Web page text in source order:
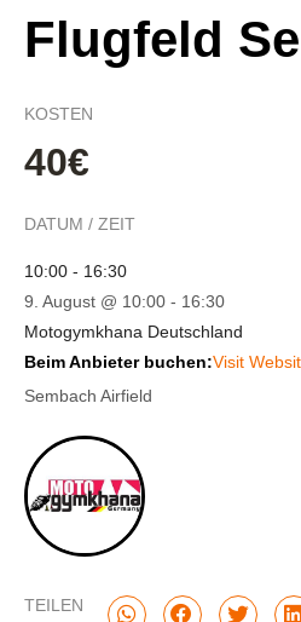
Flugfeld
KOSTEN
40€
DATUM / ZEIT
10:00 - 16:30
9. August @ 10:00 - 16:30
Motogymkhana Deutschland
Beim Anbieter buchen:Visit
Sembach Airfield
TEILEN